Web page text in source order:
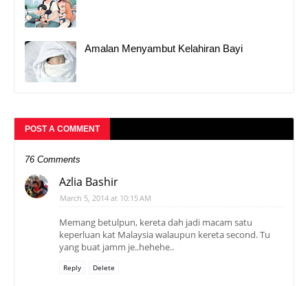
Amalan Menyambut Kelahiran Bayi
POST A COMMENT
76 Comments
Azlia Bashir
March 5, 2014 at 10:15 AM
Memang betulpun, kereta dah jadi macam satu
keperluan kat Malaysia walaupun kereta second. Tu
yang buat jamm je..hehehe..
Reply Delete